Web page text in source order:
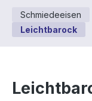
Schmiedeeisen
Leichtbarock